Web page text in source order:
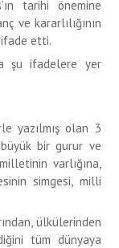
tarihi önemine
ve kararlılığının
etti.
şu ifadelere yer
yazılmış olan 3
bir gurur ve
varlığına,
simgesi, milli
ülkülerinden
tüm dünyaya